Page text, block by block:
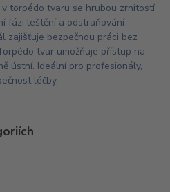
v torpédo tvaru se hrubou zrnitostí
fázi leštění a odstraňování
zajišťuje bezpečnou práci bez
tvar umožňuje přístup na
ústní. Ideální pro profesionály,
léčby.